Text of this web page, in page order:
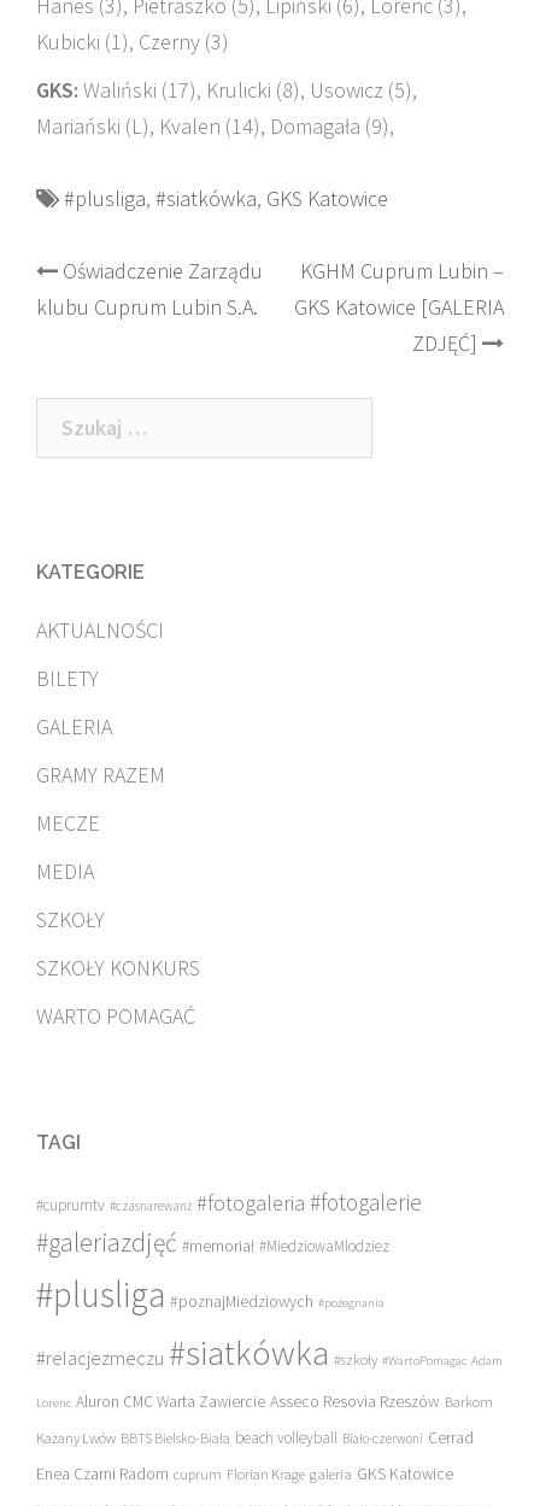
Kubicki (1), Czerny (3)
GKS: Waliński (17), Krulicki (8), Usowicz (5),
Mariański (L), Kvalen (14), Domagała (9),
#plusliga, #siatkówka, GKS Katowice
Post
navigation
Oświadczenie Zarządu
klubu Cuprum Lubin S.A.
KGHM Cuprum Lubin –
GKS Katowice [GALERIA
ZDJĘĆ]
Szukaj:
KATEGORIE
AKTUALNOŚCI
BILETY
GALERIA
GRAMY RAZEM
MECZE
MEDIA
SZKOŁY
SZKOŁY KONKURS
WARTO POMAGAĆ
TAGI
#cuprumtv #czasnarewanż #fotogaleria #fotogalerie
#galeriazdjęć #memoriał #MiedziowaMlodziez
#plusliga #poznajMiedziowych #pożegnania
#relacjezmeczu #siatkówka #szkoły #WartoPomagac Adam
Lorenc Aluron CMC Warta Zawiercie Asseco Resovia Rzeszów Barkom
Każany Lwów BBTS Bielsko-Biała beach volleyball Biało-czerwoni Cerrad
Enea Czarni Radom cuprum Florian Krage galeria GKS Katowice